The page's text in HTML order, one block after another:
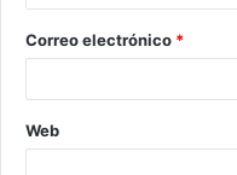
Correo electrónico *
Web